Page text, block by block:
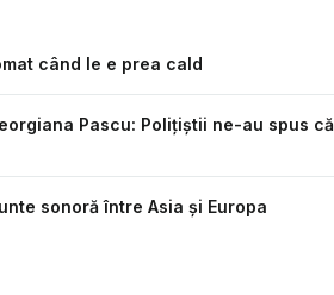
când le e prea cald
Pascu: Polițiștii ne-au spus că
sonoră între Asia și Europa